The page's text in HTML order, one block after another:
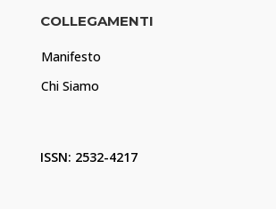
COLLEGAMENTI
Manifesto
Chi Siamo
ISSN: 2532-4217